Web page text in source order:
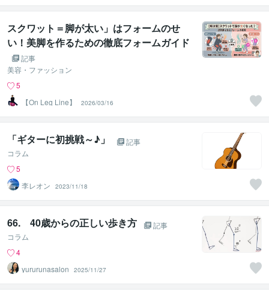
スクワット＝脚が太い」はフォームのせ
い！美脚を作るための徹底フォームガイド
記事
美容・ファッション
5
【On Leg Line】
2026/03/16
「ギターに初挑戦～♪」
記事
コラム
5
李レオン
2023/11/18
66. 40歳からの正しい歩き方
記事
コラム
4
yururunasalon
2025/11/27